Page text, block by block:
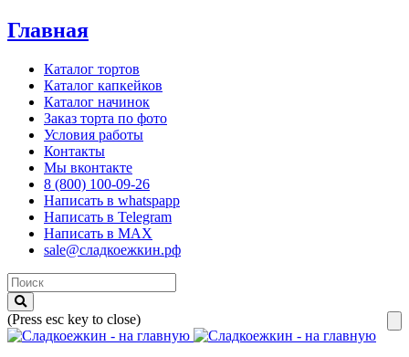
Главная
Каталог тортов
Каталог капкейков
Каталог начинок
Заказ торта по фото
Условия работы
Контакты
Мы вконтакте
8 (800) 100-09-26
Написать в whatspapp
Написать в Telegram
Написать в MAX
sale@сладкоежкин.рф
(Press esc key to close)